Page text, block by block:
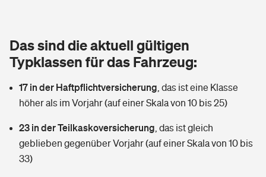
Rentenrechner: Wie viel Geld bekomme ich im Alter?
Wer versichert was: Jetzt Versicherer finden
Vermieterrrechtsschutz
Mietkautionsversicherung
Zur Übersicht
Kinderunfall­ver­si­che­rung
Reiseversicherung
Tierkrankenversicherung
Zur Übersicht
Tools
Das sind die aktuell gültigen
Typklassen für das Fahrzeug:
17 in der Haftpflichtversicherung das ist eine Klasse
höher als im Vorjahr (auf einer Skala von 10 bis 25)
23 in der Teilkaskoversicherung das ist gleich
geblieben gegenüber Vorjahr (auf einer Skala von 10 bis
33)